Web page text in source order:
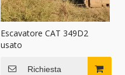
Escavatore CAT 349D2
usato
Richiesta